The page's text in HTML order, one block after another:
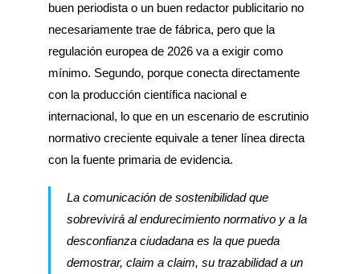
buen periodista o un buen redactor publicitario no
necesariamente trae de fábrica, pero que la
regulación europea de 2026 va a exigir como
mínimo. Segundo, porque conecta directamente
con la producción científica nacional e
internacional, lo que en un escenario de escrutinio
normativo creciente equivale a tener línea directa
con la fuente primaria de evidencia.
La comunicación de sostenibilidad que
sobrevivirá al endurecimiento normativo y a la
desconfianza ciudadana es la que pueda
demostrar, claim a claim, su trazabilidad a un